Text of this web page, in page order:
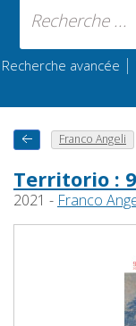
Recherche avancée |
Franco Angeli
Territorio :
2021 - Franco